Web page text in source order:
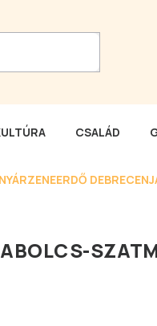
CSALÁD
ZENEERDŐ DEBRECEN